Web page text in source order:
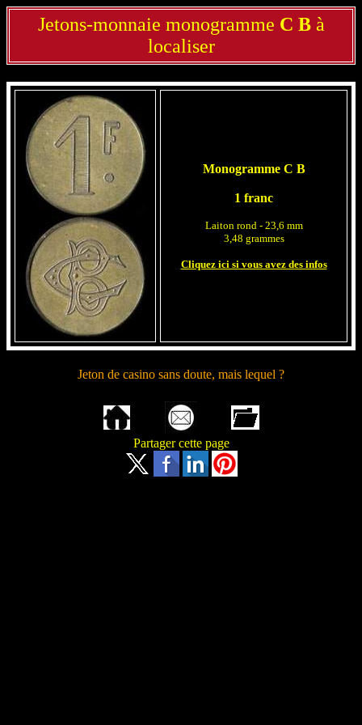
Jetons-monnaie monogramme C Bà
localiser
Monogramme C B
1 franc
Laiton rond - 23,6 mm
3,48 grammes
Cliquez ici si vous avez des infos
Jeton de casino sans doute, mais lequel ?
Partager cette page